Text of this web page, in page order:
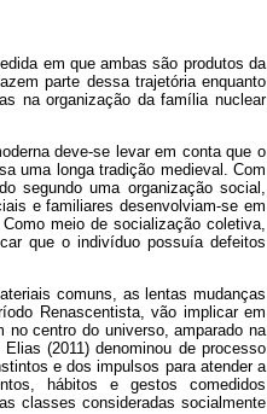
em que ambas são produtos da
parte dessa trajetória enquanto
na organização da família nuclear
deve-se levar em conta que o
uma longa tradição medieval. Com
segundo uma organização social,
e familiares desenvolviam-se em
meio de socialização coletiva,
que o indivíduo possuía defeitos
comuns, as lentas mudanças
Renascentista, vão implicar em
centro do universo, amparado na
(2011) denominou de processo
e dos impulsos para atender a
hábitos e gestos comedidos
classes consideradas socialmente